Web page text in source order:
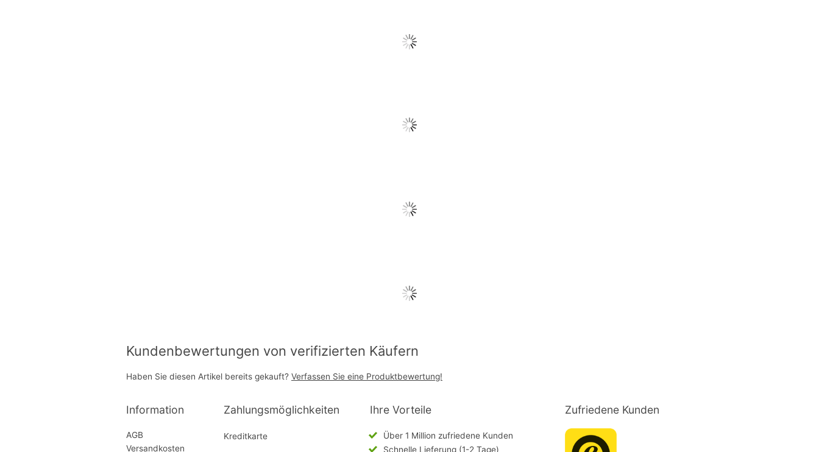
Kundenbewertungen von verifizierten Käufern
Haben Sie diesen Artikel bereits gekauft? Verfassen Sie eine Produktbewertung!
Information
AGB
Versandkosten
Zahlungsmöglichkeiten
Kreditkarte
Ihre Vorteile
Über 1 Million zufriedene Kunden
Schnelle Lieferung (1-2 Tage)
Zufriedene Kunden